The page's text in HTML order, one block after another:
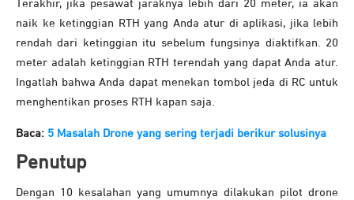
Terakhir, jika pesawat jaraknya lebih dari 20 meter, ia akan
naik ke ketinggian RTH yang Anda atur di aplikasi, jika lebih
rendah dari ketinggian itu sebelum fungsinya diaktifkan. 20
meter adalah ketinggian RTH terendah yang dapat Anda atur.
Ingatlah bahwa Anda dapat menekan tombol jeda di RC untuk
menghentikan proses RTH kapan saja.
Baca: 5 Masalah Drone yang sering terjadi berikur solusinya
Penutup
Dengan 10 kesalahan yang umumnya dilakukan pilot drone